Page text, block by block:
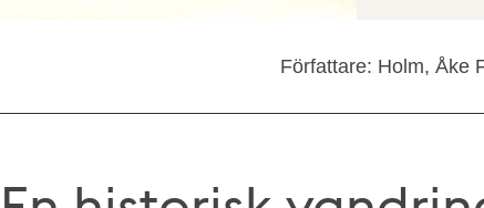
Författare: Holm, Åke